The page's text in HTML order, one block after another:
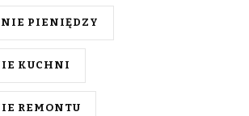
PIENIĘDZY
KUCHNI
REMONTU